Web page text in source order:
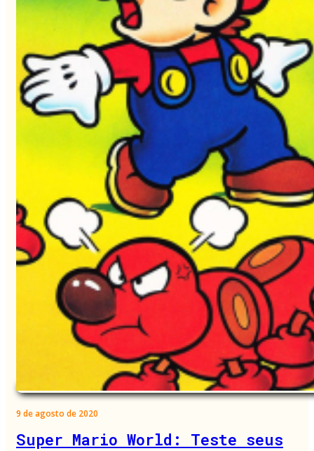
9 de agosto de 2020
Super Mario World: Teste seus